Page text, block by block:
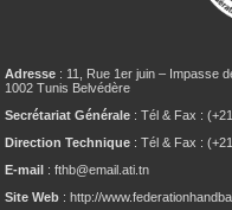
Adresse : 11, Rue 1er juin – Impasse
1002 Tunis Belvédère
Secrétariat Générale : Tél & Fax :
Direction Technique : Tél & Fax :
E-mail : fthb@email.ati.tn
Site Web : http://